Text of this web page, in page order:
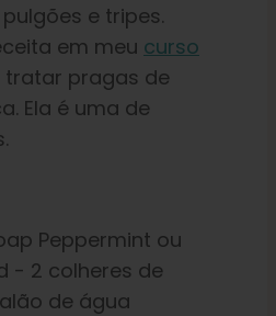
e tripes.
em meu curso
tratar pragas de
. Ela é uma de
Peppermint ou
- 2 colheres de
de água